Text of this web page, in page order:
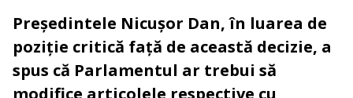
Președintele Nicușor Dan, în luarea de
poziție critică față de această decizie, a
spus că Parlamentul ar trebui să
modifice articolele respective cu